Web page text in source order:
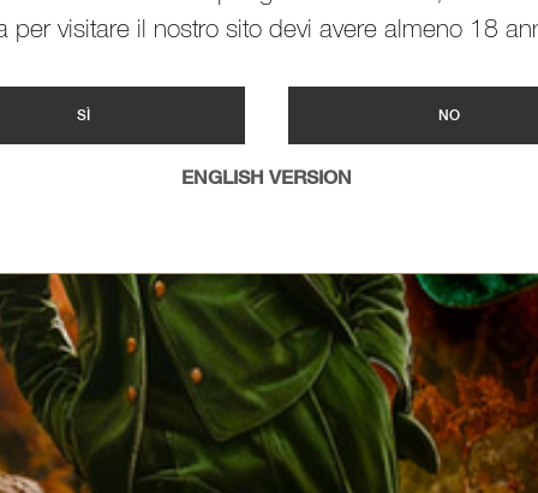
per visitare il nostro sito devi avere almeno 18
SÌ NO
ENGLISH VERSION